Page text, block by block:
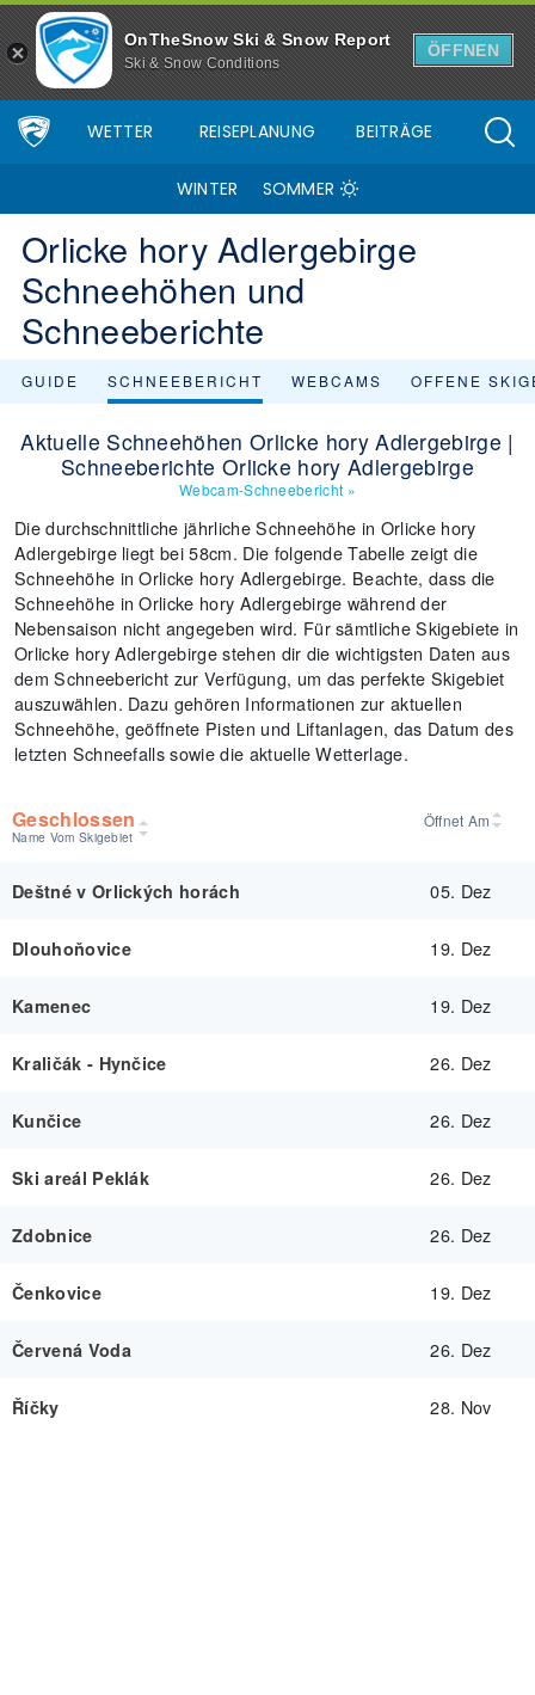
OnTheSnow Ski & Snow Report
Ski & Snow Conditions
ÖFFNEN
WETTER REISEPLANUNG BEITRÄGE
WINTER SOMMER
Orlicke hory Adlergebirge
Schneehöhen und
Schneeberichte
GUIDE SCHNEEBERICHT WEBCAMS OFFENE
Aktuelle Schneehöhen Orlicke hory Adlergebirge |
Schneeberichte Orlicke hory Adlergebirge
Webcam-Schneebericht »
Die durchschnittliche jährliche Schneehöhe in Orlicke hory
Adlergebirge liegt bei 58cm. Die folgende Tabelle zeigt die
Schneehöhe in Orlicke hory Adlergebirge. Beachte, dass die
Schneehöhe in Orlicke hory Adlergebirge während der
Nebensaison nicht angegeben wird. Für sämtliche Skigebiete in
Orlicke hory Adlergebirge stehen dir die wichtigsten Daten aus
dem Schneebericht zur Verfügung, um das perfekte Skigebiet
auszuwählen. Dazu gehören Informationen zur aktuellen
Schneehöhe, geöffnete Pisten und Liftanlagen, das Datum des
letzten Schneefalls sowie die aktuelle Wetterlage.
Geschlossen
Name Vom Skigebiet
Öffnet Am
Deštné v Orlických horách 05. Dez
Dlouhoňovice 19. Dez
Kamenec 19. Dez
Kraličák - Hynčice 26. Dez
Kunčice 26. Dez
Ski areál Peklák 26. Dez
Zdobnice 26. Dez
Čenkovice 19. Dez
Červená Voda 26. Dez
Říčky 28. Nov